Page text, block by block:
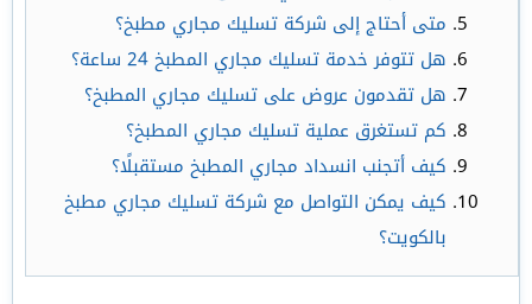
متى أحتاج إلى شركة تسليك مجاري مطبخ؟
هل تتوفر خدمة تسليك مجاري المطبخ 24 ساعة؟
هل تقدمون عروض على تسليك مجاري المطبخ؟
كم تستغرق عملية تسليك مجاري المطبخ؟
كيف أتجنب انسداد مجاري المطبخ مستقبلًا؟
كيف يمكن التواصل مع شركة تسليك مجاري مطبخ
بالكويت؟